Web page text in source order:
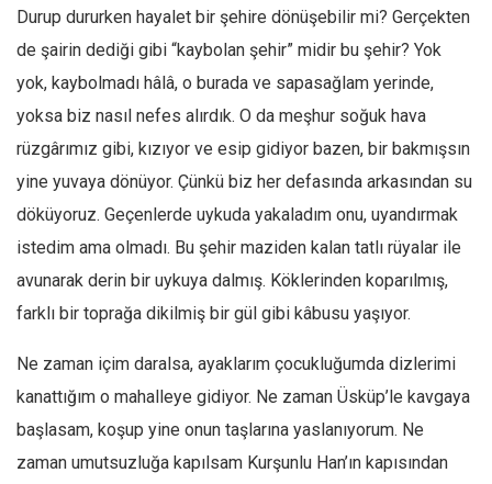
Amina S. Jenenkovic
Bağdagül Öz
Esra Elönü
» Yazar arşivi
Bu Sayı
Kategoriler
Kültür Sanat
Kitap
7 soruda bu hafta
Ekonomi
Spor
Durup dururken hayalet bir şehire dönüşebilir mi? Gerçekten
de şairin dediği gibi “kaybolan şehir” midir bu şehir? Yok
yok, kaybolmadı hâlâ, o burada ve sapasağlam yerinde,
yoksa biz nasıl nefes alırdık. O da meşhur soğuk hava
rüzgârımız gibi, kızıyor ve esip gidiyor bazen, bir bakmışsın
yine yuvaya dönüyor. Çünkü biz her defasında arkasından su
döküyoruz. Geçenlerde uykuda yakaladım onu, uyandırmak
istedim ama olmadı. Bu şehir maziden kalan tatlı rüyalar ile
avunarak derin bir uykuya dalmış. Köklerinden koparılmış,
farklı bir toprağa dikilmiş bir gül gibi kâbusu yaşıyor.
Ne zaman içim daralsa, ayaklarım çocukluğumda dizlerimi
kanattığım o mahalleye gidiyor. Ne zaman Üsküp’le kavgaya
başlasam, koşup yine onun taşlarına yaslanıyorum. Ne
zaman umutsuzluğa kapılsam Kurşunlu Han’ın kapısından